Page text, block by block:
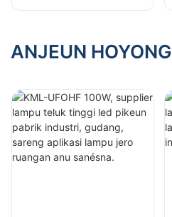
FL20 50W pikeun
ruangan sareng
ANJEUN HOYONG